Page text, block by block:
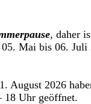
, daher
05. Mai bis 06. Juli
August 2026
18 Uhr geöffnet.